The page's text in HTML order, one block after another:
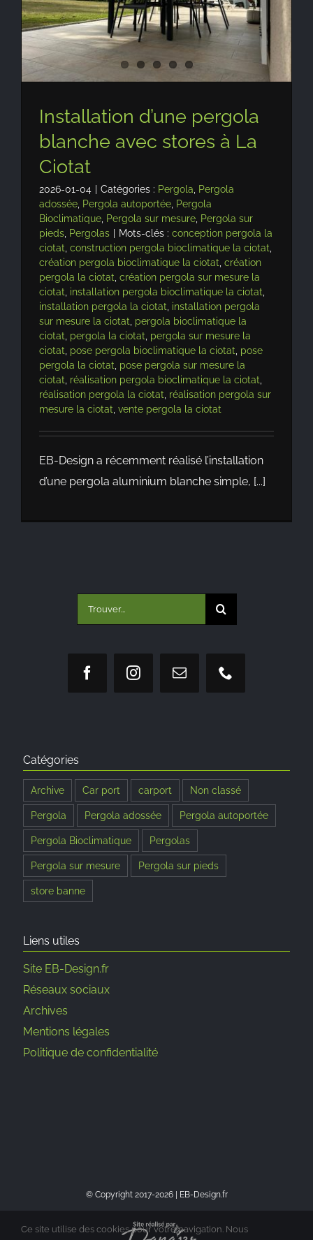
Installation d’une pergola
blanche avec stores à La
Ciotat
2026-01-04 | Catégories : Pergola Pergola
adossée Pergola autoportée Pergola
Bioclimatique Pergola sur mesure Pergola sur
pieds Pergolas | Mots-clés : conception pergola la
ciotat construction pergola bioclimatique la ciotat
création pergola bioclimatique la ciotat création
pergola la ciotat création pergola sur mesure la
ciotat installation pergola bioclimatique la ciotat
installation pergola la ciotat installation pergola
sur mesure la ciotat pergola bioclimatique la
ciotat pergola la ciotat pergola sur mesure la
ciotat pose pergola bioclimatique la ciotat pose
pergola la ciotat pose pergola sur mesure la
ciotat réalisation pergola bioclimatique la ciotat
réalisation pergola la ciotat réalisation pergola sur
mesure la ciotat vente pergola la ciotat
EB-Design a récemment réalisé l’installation
d’une pergola aluminium blanche simple, [...]
Rechercher:
Catégories
Archive Car port carport Non classé
Pergola Pergola adossée Pergola autoportée
Pergola Bioclimatique Pergolas
Pergola sur mesure Pergola sur pieds
store banne
Liens utiles
Site EB-Design.fr
Réseaux sociaux
Archives
Mentions légales
Politique de confidentialité
© Copyright 2017-2026 | EB-Design.fr
Ce site utilise des cookies pour votre navigation. Nous